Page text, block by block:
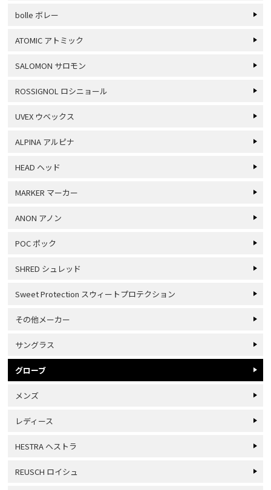
bolle ボレー
ATOMIC アトミック
SALOMON サロモン
ROSSIGNOL ロシニョール
UVEX ウベックス
ALPINA アルピナ
HEAD ヘッド
MARKER マーカー
ANON アノン
POC ポック
SHRED シュレッド
Sweet Protection スウィートプロテクション
その他メーカー
サングラス
グローブ
メンズ
レディース
HESTRA ヘストラ
REUSCH ロイシュ